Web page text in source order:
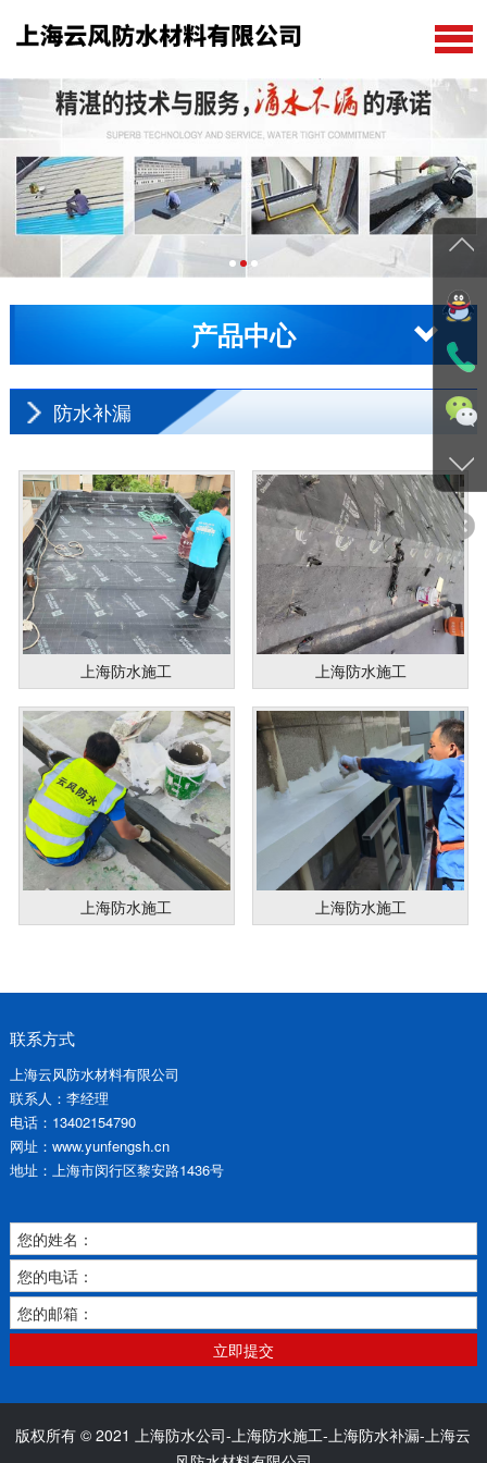
公司首页
关于我们
防水补漏
在线留言
工程案例
产品中心
防水补漏
上海防水施工 上海防水施工
上海防水施工 上海防水施工
联系方式
上海云风防水材料有限公司
联系人：李经理
电话：13402154790
网址：www.yunfengsh.cn
地址：上海市闵行区黎安路1436号
您的姓名：
您的电话：
您的邮箱：
立即提交
版权所有 © 2021 上海防水公司-上海防水施工-上海防水补漏-上海云